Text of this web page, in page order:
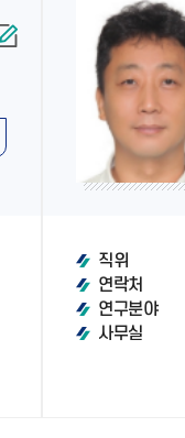
직위
연락처
연구분야
사무실